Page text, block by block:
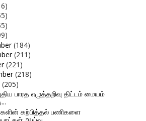
(184)
(211)
(221)
(218)
(205)
பாரத எழுத்தறிவு திட்டம் மையம்
கற்பித்தல் பணிகளை